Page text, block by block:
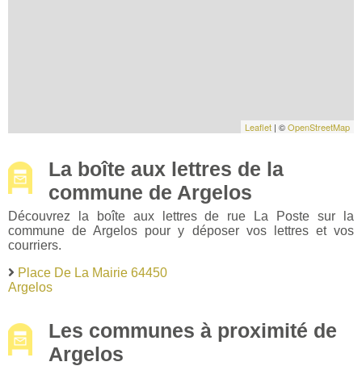
Leaflet | ©OpenStreetMap
La boîte aux lettres de la
commune de Argelos
Découvrez la boîte aux lettres de rue La Poste sur la
commune de Argelos pour y déposer vos lettres et vos
courriers.
Place De La Mairie 64450
Argelos
Les communes à proximité de
Argelos